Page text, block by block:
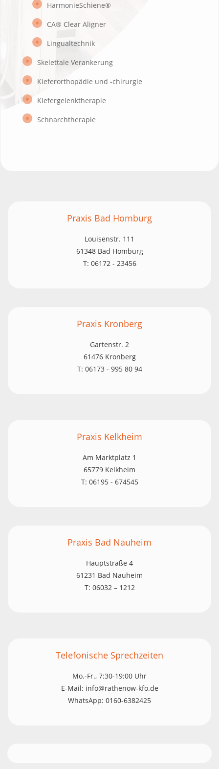
HarmonieSchiene®
CA® Clear Aligner
Lingualtechnik
Skelettale Verankerung
Kieferorthopädie und -chirurgie
Kiefergelenktherapie
Schnarchtherapie
Praxis Bad Homburg
Louisenstr. 111
61348 Bad Homburg
T: 06172 - 23456
Praxis Kronberg
Gartenstr. 2
61476 Kronberg
T: 06173 - 995 80 94
Praxis Kelkheim
Am Marktplatz 1
65779 Kelkheim
T: 06195 - 674545
Praxis Bad Nauheim
Hauptstraße 4
61231 Bad Nauheim
T: 06032 – 1212
Telefonische Sprechzeiten
Mo.-Fr., 7:30-19:00 Uhr
E-Mail: info@rathenow-kfo.de
WhatsApp: 0160-6382425